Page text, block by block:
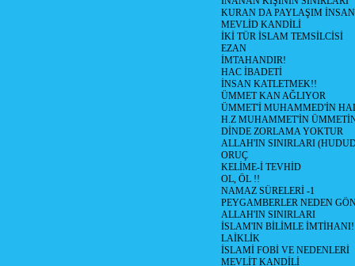
KURAN DA PAYLAŞIM
MEVLİD KANDİLİ
İKİ TÜR İSLAM TEMSİLCİSİ
EZAN
İMTAHANDIR!
HAC İBADETİ
İNSAN KATLETMEK!!
ÜMMET KAN AĞLIYOR
ÜMMET'İ MUHAMMED'İN
H.Z MUHAMMET'İN
DİNDE ZORLAMA YOKTUR
ALLAH'IN SINIRLARI
ORUÇ
KELİME-İ TEVHİD
OL, ÖL !!
NAMAZ SÜRELERİ -1
PEYGAMBERLER NEDEN
ALLAH'IN SINIRLARI
İSLAM'IN BİLİMLE İMTİHANI!
LAİKLİK
İSLAMİ FOBİ VE NEDENLERİ
MEVLİT KANDİLİ